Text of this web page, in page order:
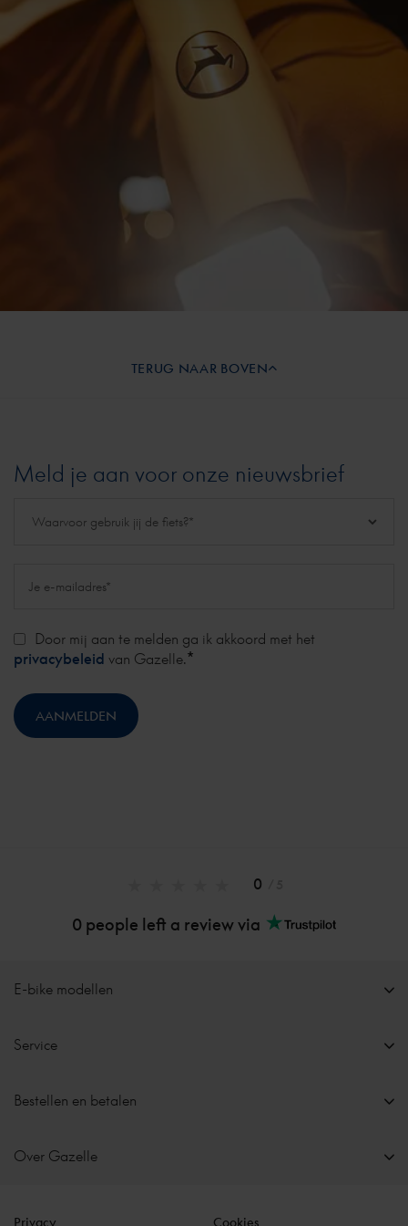
0
0 people left a review via
Meld je aan voor onze nieuwsbrief
Door mij aan te melden ga ik akkoord met het
privacybeleid van Gazelle.*
TERUG NAAR BOVEN
E-bike modellen
Service
Bestellen en betalen
Over Gazelle
Privacy Cookies